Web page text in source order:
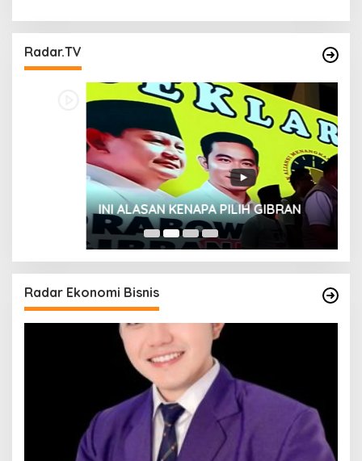
Radar.TV
INI ALASAN KENAPA PILIH GIBRAN
Radar Ekonomi Bisnis